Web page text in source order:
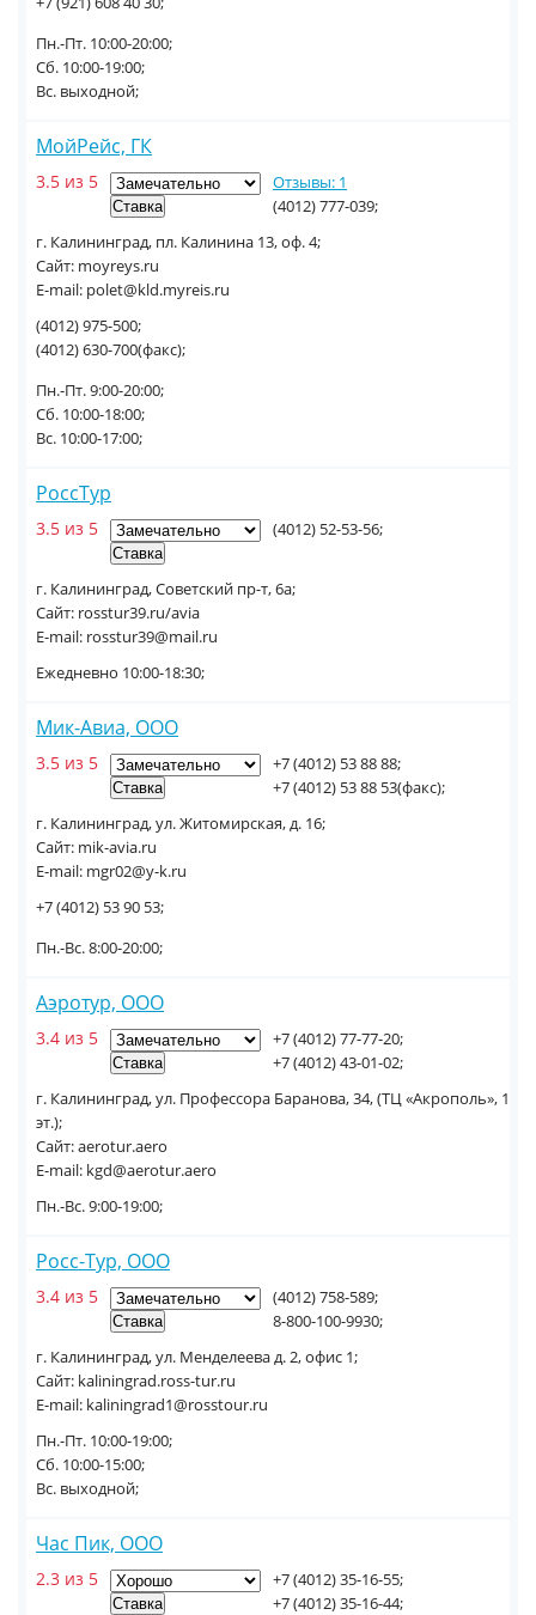
Пн.-Пт. 10:00-20:00;
Сб. 10:00-19:00;
Вс. выходной;
МойРейс, ГК
3.5 из 5 Отзывы: 1
г. Калининград, пл. Калинина 13, оф. 4;
Сайт: moyreys.ru
E-mail: polet@kld.myreis.ru
(4012) 777-039;
(4012) 975-500;
(4012) 630-700(факс);
Пн.-Пт. 9:00-20:00;
Сб. 10:00-18:00;
Вс. 10:00-17:00;
РоссТур
3.5 из 5
г. Калининград, Советский пр-т, 6а;
Сайт: rosstur39.ru/avia
E-mail: rosstur39@mail.ru
(4012) 52-53-56;
Ежедневно 10:00-18:30;
Мик-Авиа, ООО
3.5 из 5
г. Калининград, ул. Житомирская, д. 16;
Сайт: mik-avia.ru
E-mail: mgr02@y-k.ru
+7 (4012) 53 88 88;
+7 (4012) 53 88 53(факс);
+7 (4012) 53 90 53;
Пн.-Вс. 8:00-20:00;
Аэротур, ООО
3.4 из 5
г. Калининград, ул. Профессора Баранова, 34, (ТЦ «Акрополь», 1
эт.);
Сайт: aerotur.aero
E-mail: kgd@aerotur.aero
+7 (4012) 77-77-20;
+7 (4012) 43-01-02;
Пн.-Вс. 9:00-19:00;
Росс-Тур, ООО
3.4 из 5
г. Калининград, ул. Менделеева д. 2, офис 1;
Сайт: kaliningrad.ross-tur.ru
E-mail: kaliningrad1@rosstour.ru
(4012) 758-589;
8-800-100-9930;
Пн.-Пт. 10:00-19:00;
Сб. 10:00-15:00;
Вс. выходной;
Час Пик, ООО
2.3 из 5
+7 (4012) 35-16-55;
+7 (4012) 35-16-44;